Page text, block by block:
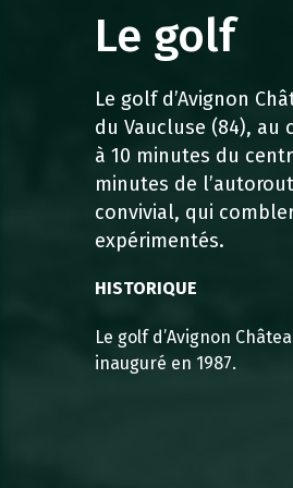
SERVICES IMAGES
AUTOUR DE MOI
Le golf
Le golf d’Avignon
du Vaucluse (84), au
à 10 minutes du
minutes de
convivial, qui
expérimentés.
HISTORIQUE
Le golf d’Avignon
inauguré en 1987.